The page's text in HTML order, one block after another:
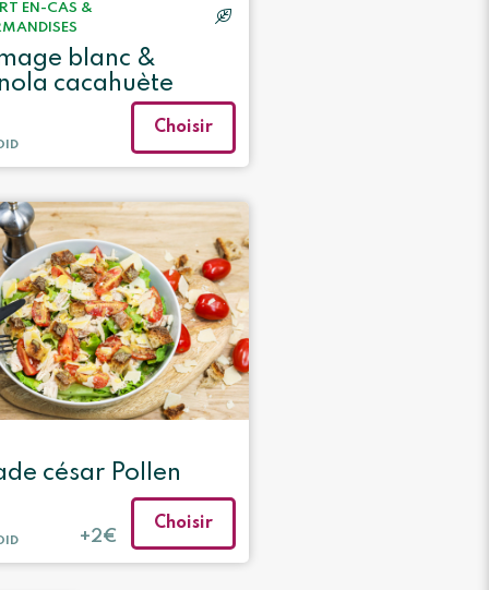
EN-CAS &
blanc &
cacahuète
Choisir
césar Pollen
+2€
Choisir